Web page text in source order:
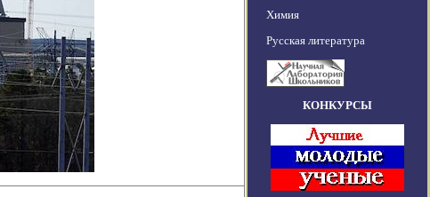
Химия
Русская литература
КОНКУРСЫ